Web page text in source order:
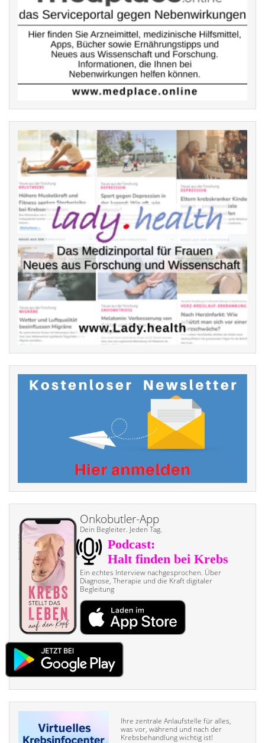
Onkobutler-App
Dein Begleiter. Jeden Tag.
Ein echtes Interview nach­gesprochen. Über
Diagnose, Therapie und die Kraft digitaler
Begleitung
Ihre zentrale Anlaufstelle für alles,
was vor, während und nach der
Krebsbehandlung wichtig ist!